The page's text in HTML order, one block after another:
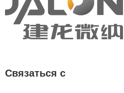
Связаться с